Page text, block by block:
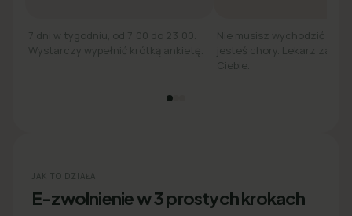
7 dni w tygodniu, od 7:00 do 23:00.
Wystarczy wypełnić krótką ankietę.
Nie musisz wychodzić z
jesteś chory. Lekarz
Ciebie.
JAK TO DZIAŁA
E-zwolnienie w 3 prostych krokach